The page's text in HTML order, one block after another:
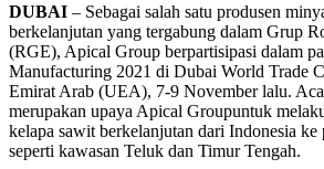
DUBAI – Sebagai salah satu produsen
berkelanjutan yang tergabung dalam Grup
(RGE), Apical Group berpartisipasi dalam
Manufacturing 2021 di Dubai World Trade
Emirat Arab (UEA), 7-9 November lalu.
merupakan upaya Apical Groupuntuk
kelapa sawit berkelanjutan dari Indonesia ke
seperti kawasan Teluk dan Timur Tengah.